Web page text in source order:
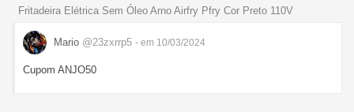
Fritadeira Elétrica Sem Óleo Arno Airfry Pfry Cor Preto 110V
Mario @23zxrrp5 - em 10/03/2024
Cupom ANJO50